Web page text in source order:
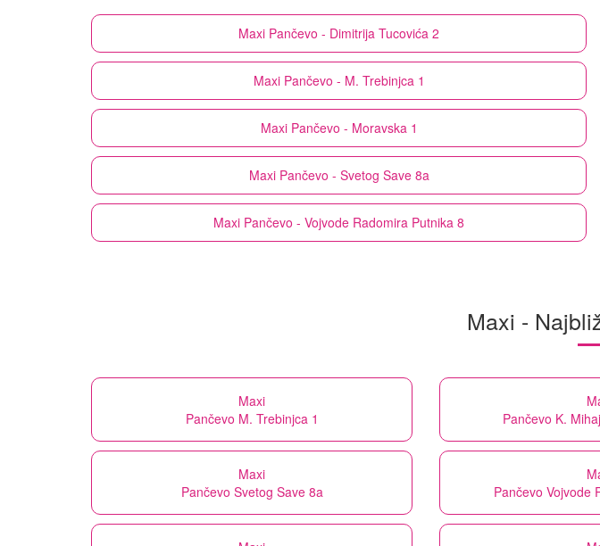
Maxi Pančevo - Dimitrija Tucovića 2
Maxi Pančevo - M. Trebinjca 1
Maxi Pančevo - Moravska 1
Maxi Pančevo - Svetog Save 8a
Maxi Pančevo - Vojvode Radomira Putnika 8
Maxi -
Maxi
Pančevo M. Trebinjca 1
Pančevo K.
Maxi
Pančevo Svetog Save 8a
Pančevo Vojvode